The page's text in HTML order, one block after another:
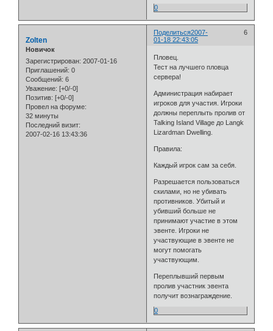
0
Поделиться 6
2007-
01-18 22:43:05
Zolten
Новичок
Зарегистрирован: 2007-01-16
Приглашений: 0
Сообщений: 6
Уважение: [+0/-0]
Позитив: [+0/-0]
Провел на форуме:
32 минуты
Последний визит:
2007-02-16 13:43:36
Пловец.
Тест на лучшего пловца
сервера!
Администрация набирает
игроков для участия. Игроки
должны переплыть пролив от
Talking Island Village до Langk
Lizardman Dwelling.
Правила:
Каждый игрок сам за себя.
Разрешается пользоваться
скилами, но не убивать
противников. Убитый и
убивший больше не
принимают участие в этом
эвенте. Игроки не
участвующие в эвенте не
могут помогать
участвующим.
Переплывший первым
пролив участник эвента
получит вознаграждение.
0